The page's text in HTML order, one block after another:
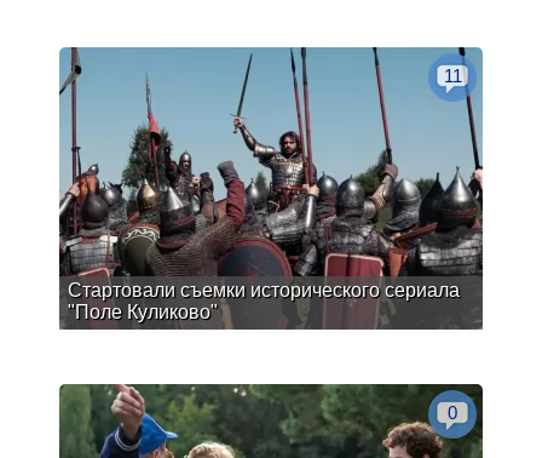
Стартовали съемки исторического сериала
"Поле Куликово"
11
0